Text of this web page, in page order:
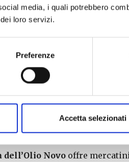
media, i quali potrebbero
loro servizi.
Preferenze
Accetta selezionati
Pro Loco di Agnano per
e uno spettacolo comico in
delle Olive”, una suggestiva
a nuove
solo olio!
dell’Olio Novo offre